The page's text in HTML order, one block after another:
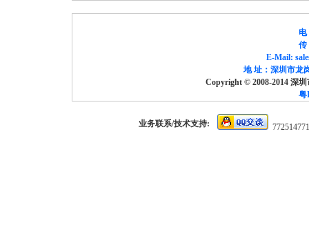
电
传
E-Mail:
地 址：深圳市龙
Copyright © 2008-2014 深
粤
业务联系/技术支持: 772514771